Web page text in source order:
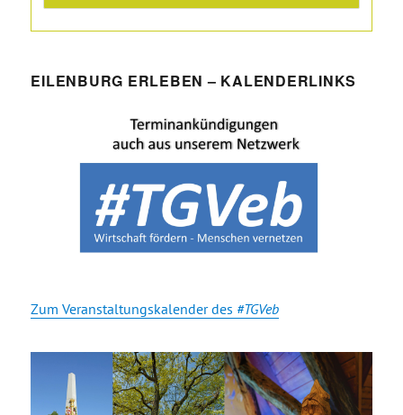
EILENBURG ERLEBEN – KALENDERLINKS
Zum Veranstaltungskalender des #TGVeb